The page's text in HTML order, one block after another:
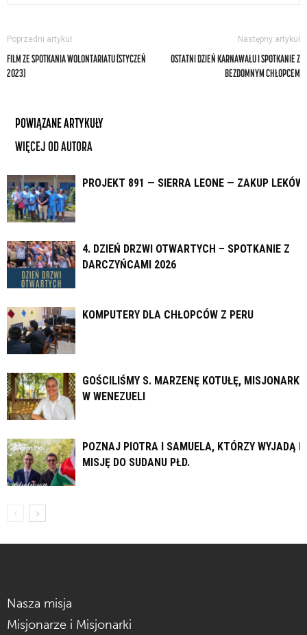
Poprzedni artykuł
FILM ZE SPOTKANIA WOLONTARIATU (STYCZEŃ
2023)
Następny artykuł
OSTATNI DZIEŃ KARNAWAŁU I SPOTKANIE Z
BEZDOMNYM CHŁOPCEM
POWIĄZANE ARTYKUŁY
WIĘCEJ OD AUTORA
PROJEKT 891 — SIERRA LEONE — ZAKUP LEKÓW
4. DZIEŃ DRZWI OTWARTYCH – SPOTKANIE Z
DARCZYŃCAMI 2026
KOMPUTERY DLA CHŁOPCÓW Z PERU
GOŚCILIŚMY S. MARZENĘ KOTUŁĘ, MISJONARKĘ
W WENEZUELI
POZNAJ PIOTRA I SAMUELA, KTÓRZY WYJADĄ
MISJĘ DO SUDANU PŁD.
Nasza misja
Misjonarze i Misjonarki